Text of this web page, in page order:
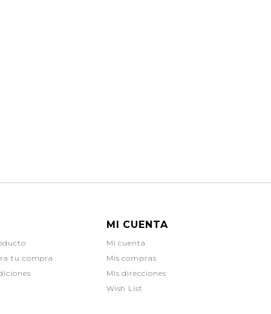
tu compra
MI CUENTA
Mi cuenta
Mis compras
Mis direcciones
Wish List